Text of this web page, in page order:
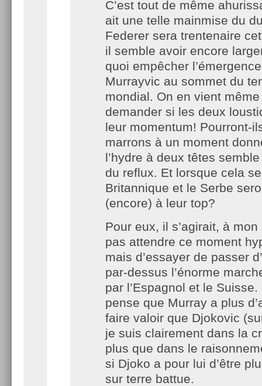
C’est tout de même
ait une telle mainmise du
Federer sera trentenaire
il semble avoir encore
quoi empêcher
Murrayvic au sommet du
mondial. On en vient
demander si les deux
leur momentum! Pourront-
marrons à un moment
l’hydre à deux têtes
du reflux. Et lorsque cela
Britannique et le Serbe
(encore) à leur top?
Pour eux, il s’agirait, à
pas attendre ce moment
mais d’essayer de passer
par-dessus l’énorme
par l’Espagnol et le
pense que Murray a plus
faire valoir que Djokovic
je suis clairement dans la
plus que dans le
si Djoko a pour lui d’être
sur terre battue.